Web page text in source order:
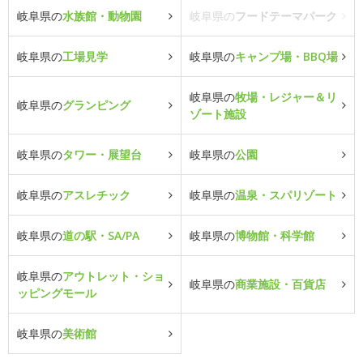
岐阜県の水族館・動物園 岐阜県のフードテーマパーク
岐阜県の工場見学 岐阜県のキャンプ場・BBQ場
岐阜県のグランピング
岐阜県の牧場・レジャー＆リ
ゾート施設
岐阜県のタワー・展望台 岐阜県の公園
岐阜県のアスレチック 岐阜県の温泉・スパリゾート
岐阜県の道の駅・SA/PA 岐阜県の博物館・科学館
岐阜県のアウトレット・ショ
ッピングモール
岐阜県の商業施設・百貨店
岐阜県の美術館